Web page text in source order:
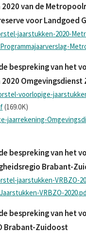
van de
voor Landgoed
jaarstukken-2020-
bespreking van het
voorlopige-
(169.0K)
jaarrekening-
bespreking van het
Brabant-
jaarstukken-VRBZO-
VRBZO-
bespreking van het
Brabant-Zuidoost